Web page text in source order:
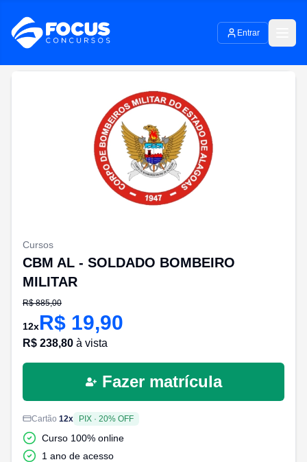
Entrar
Cursos
CBM AL - SOLDADO BOMBEIRO
MILITAR
R$885,00
12xR$ 19,90
R$ 238,80 à vista
Fazer matrícula
Cartão 12x PIX · 20% OFF
Curso 100% online
1 ano de acesso